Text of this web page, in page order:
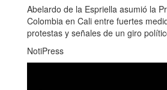
Abelardo de la Espriella asumió la
Colombia en Cali entre fuertes
protestas y señales de un giro
NotiPress